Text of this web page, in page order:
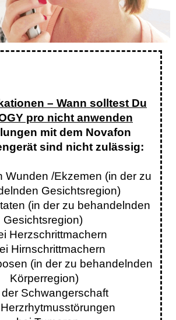
– Wann solltest Du
pro nicht anwenden
mit dem Novafon
sind nicht zulässig:
Wunden /Ekzemen (in der zu
Gesichtsregion)
(in der zu behandelnden
Gesichtsregion)
Herzschrittmachern
Hirnschrittmachern
(in der zu behandelnden
Körperregion)
Schwangerschaft